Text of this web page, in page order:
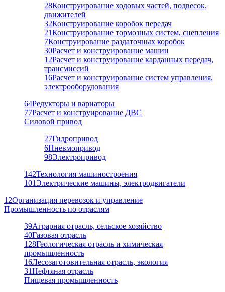
28Конструирование ходовых частей, подвесок,
движителей
32Конструирование коробок передач
21Конструирование тормозных систем, сцепления
7Конструирование раздаточных коробок
30Расчет и конструирование машин
12Расчет и конструирование карданных передач,
трансмиссий
16Расчет и конструирование систем управления,
электрооборудования
64Редукторы и вариаторы
77Расчет и конструирование ДВС
Силовой привод
27Гидропривод
6Пневмопривод
98Электропривод
142Технология машиностроения
101Электрические машины, электродвигатели
12Организация перевозок и управление
Промышленность по отраслям
39Аграрная отрасль, сельское хозяйство
40Газовая отрасль
128Геологическая отрасль и химическая
промышленность
16Лесозаготовительная отрасль, экология
31Нефтяная отрасль
Пищевая промышленность